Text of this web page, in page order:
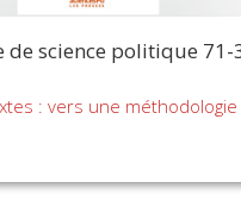
de science politique 71-
: vers une méthodologie